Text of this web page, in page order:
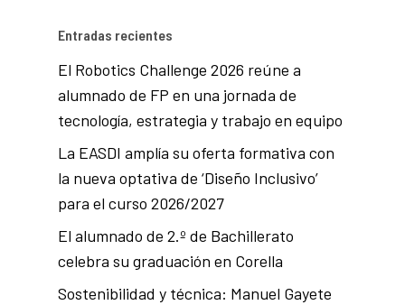
Entradas recientes
El Robotics Challenge 2026 reúne a
alumnado de FP en una jornada de
tecnología, estrategia y trabajo en equipo
La EASDI amplía su oferta formativa con
la nueva optativa de ‘Diseño Inclusivo’
para el curso 2026/2027
El alumnado de 2.º de Bachillerato
celebra su graduación en Corella
Sostenibilidad y técnica: Manuel Gayete